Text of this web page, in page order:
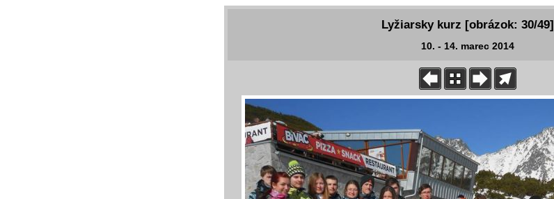
Lyžiarsky kurz [obrázok: 30/49]
10. - 14. marec 2014